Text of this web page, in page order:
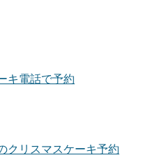
キ電話で予約
クリスマスケーキ予約